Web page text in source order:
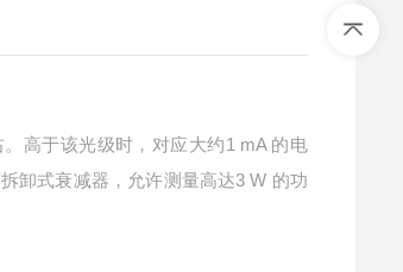
。 高于该光级时 ， 对应大约1 mA 的电
卸式衰减器 ， 允许测量高达3 W 的功